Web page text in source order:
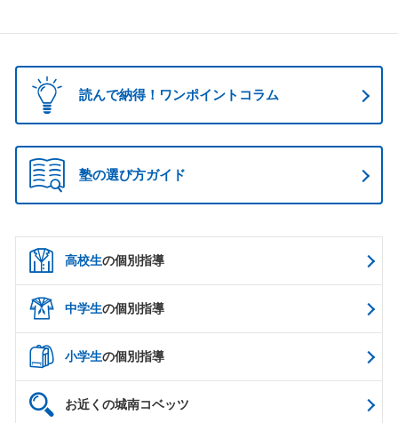
読んで納得！ワンポイントコラム
塾の選び方ガイド
高校生の個別指導
中学生の個別指導
小学生の個別指導
お近くの城南コベッツ